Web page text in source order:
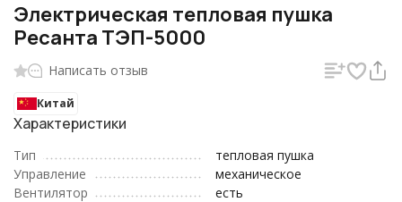
Электрическая тепловая пушка
Ресанта ТЭП-5000
Написать отзыв
Китай
Характеристики
Тип
тепловая пушка
Управление
механическое
Вентилятор
есть